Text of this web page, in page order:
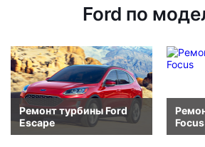
Ford по
Ремонт турбины Ford
Escape
Focus